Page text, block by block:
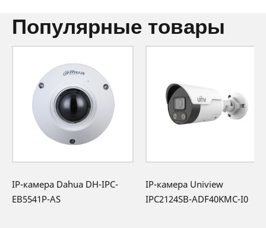
популярные товары
IP-камера Dahua DH-IPC-
EB5541P-AS
IP-камера Uniview
IPC2124SB-ADF40KMC-I0